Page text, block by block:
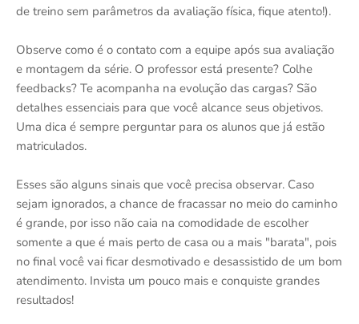
de treino sem parâmetros da avaliação física, fique atento!).
Observe como é o contato com a equipe após sua avaliação
e montagem da série. O professor está presente? Colhe
feedbacks? Te acompanha na evolução das cargas? São
detalhes essenciais para que você alcance seus objetivos.
Uma dica é sempre perguntar para os alunos que já estão
matriculados.
Esses são alguns sinais que você precisa observar. Caso
sejam ignorados, a chance de fracassar no meio do caminho
é grande, por isso não caia na comodidade de escolher
somente a que é mais perto de casa ou a mais "barata", pois
no final você vai ficar desmotivado e desassistido de um bom
atendimento. Invista um pouco mais e conquiste grandes
resultados!